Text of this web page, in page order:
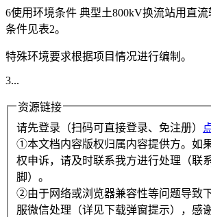
6使用环境条件 典型土800kV换流站用直
条件见表2。
特殊环境要求根据项目情况进行编制。
3...
资源链接
请先登录（扫码可直接登录、免注册）
①本文档内容版权归属内容提供方。如
权申诉，请及时联系我方进行处理（联
脚）。
②由于网络或浏览器兼容性等问题导致
服微信处理（详见下载弹窗提示），感